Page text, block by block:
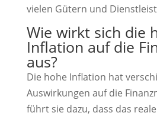
vielen Gütern und
Wie wirkt sich die
Inflation auf die
aus?
Die hohe Inflation hat
Auswirkungen auf die
führt sie dazu, dass das